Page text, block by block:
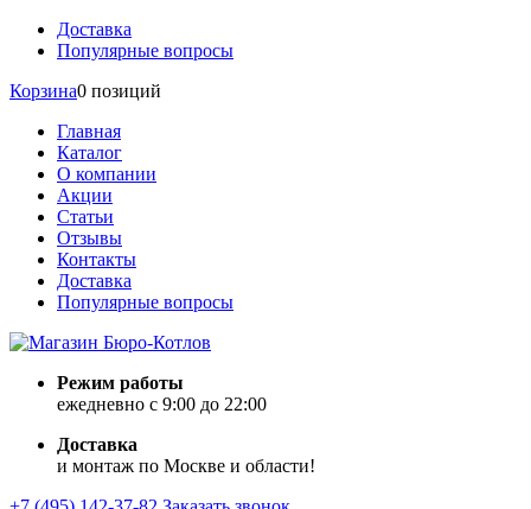
Доставка
Популярные вопросы
Корзина0 позиций
Главная
Каталог
О компании
Акции
Статьи
Отзывы
Контакты
Доставка
Популярные вопросы
Режим работы
ежедневно с 9:00 до 22:00
Доставка
и монтаж по Москве и области!